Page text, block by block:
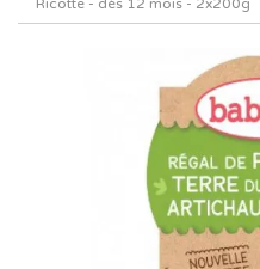
Ricotte - dès 12 mois - 2x200g